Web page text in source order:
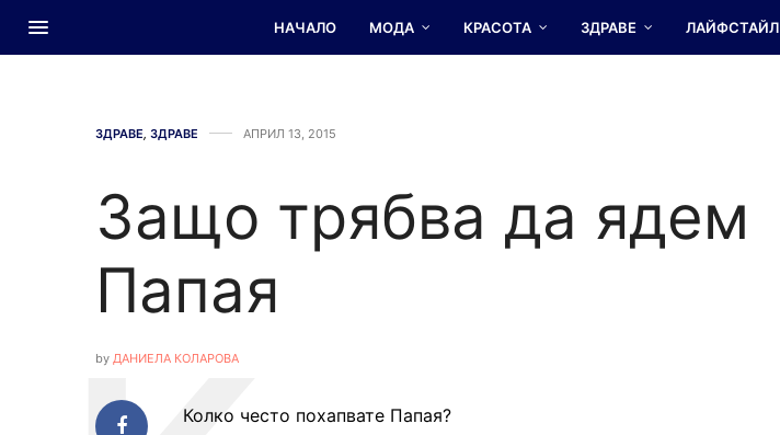
НАЧАЛО МОДА КРАСОТА ЗДРАВЕ ЛАЙФСТАЙЛ
ЗДРАВЕ, ЗДРАВЕ АПРИЛ 13, 2015
Защо трябва да ядем
Папая
by ДАНИЕЛА КОЛАРОВА
Колко често похапвате Папая?